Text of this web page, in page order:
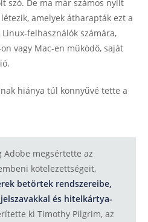
szó. De ma már számos nyílt
amelyek átharapták ezt a
felhasználók számára,
vagy Mac-en működő, saját
hiánya túl könnyűvé tette a
Adobe megsértette az
kötelezettségeit,
betörtek rendszereibe,
és hitelkártya-
ki Timothy Pilgrim, az